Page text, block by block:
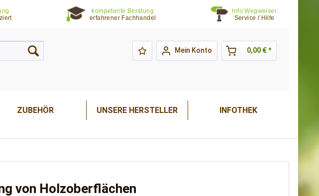
kompetente Beratung
erfahrener Fachhandel
Info Wegweiser
Service / Hilfe
Mein Konto 0,00 € *
ZUBEHÖR UNSERE HERSTELLER INFOTHEK
von Holzoberflächen